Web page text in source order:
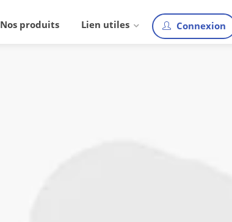
Nos produits Lien utiles Connexion